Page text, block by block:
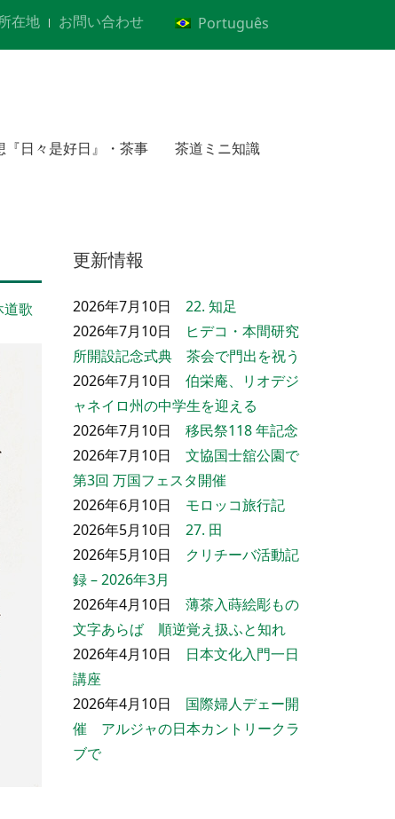
在地 お問い合わせ Português
『日々是好日』・茶事 茶道ミニ知識
道歌
更新情報
2026年7月10日 22. 知足
2026年7月10日
ヒデコ・本間研究
所開設記念式典 茶会で門出を祝う
2026年7月10日 伯栄庵、リオデジ
ャネイロ州の中学生を迎える
2026年7月10日 移民祭118 年記念
2026年7月10日 文協国士舘公園で
第3回 万国フェスタ開催
2026年6月10日 モロッコ旅行記
2026年5月10日 27. 田
2026年5月10日
クリチーバ活動記
録 – 2026年3月
2026年4月10日 薄茶入蒔絵彫もの
文字あらば 順逆覚え扱ふと知れ
2026年4月10日
日本文化入門一日
講座
2026年4月10日 国際婦人デェー開
催 アルジャの日本カントリークラ
ブで